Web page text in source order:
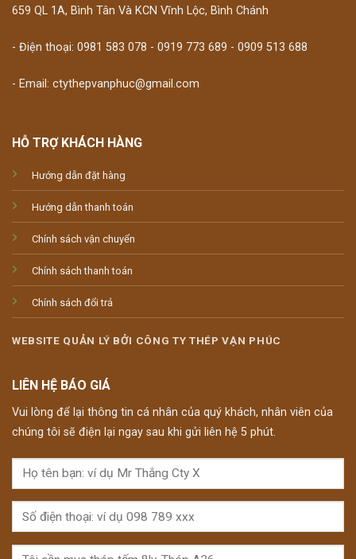
659 QL 1A, Bình Tân Và KCN Vĩnh Lộc, Bình Chánh
- Điện thoại: 0981 583 078 - 0919 773 689 - 0909 513 688
- Email: ctythepvanphuc@gmail.com
HỖ TRỢ KHÁCH HÀNG
Hướng dẫn đặt hàng
Hướng dẫn thanh toán
Chính sách vận chuyển
Chính sách thanh toán
Chính sách đổi trả
WEBSITE QUẢN LÝ BỞI CÔNG TY THÉP VẠN PHÚC
LIÊN HỆ BÁO GIÁ
Vui lòng để lại thông tin cá nhân của quý khách, nhân viên của
chúng tôi sẽ điện lại ngay sau khi gửi liên hệ 5 phút.